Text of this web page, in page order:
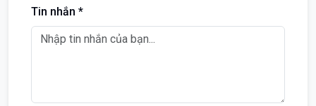
Tin nhắn *